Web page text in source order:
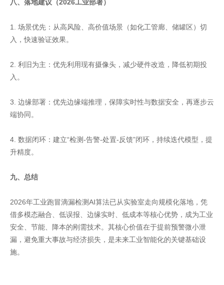
八、落地建议（2026工业部署）
1. 场景优先：从高风险、高价值场景（如化工管廊、储罐区）切
入，快速验证效果。
2. 利旧为主：优先利用现有摄像头，减少硬件改造，降低初期投
入。
3. 边缘部署：优先边缘端推理，保障实时性与数据安全，再逐步云
端协同。
4. 数据闭环：建立“检测-告警-处置-反馈”闭环，持续迭代模型，提
升精度。
九、总结
2026年工业跑冒滴漏检测AI算法已从实验室走向规模化落地，凭
借多模态融合、低误报、边缘实时、低成本等核心优势，成为工业
安全、节能、降本的刚需技术。其核心价值在于提前预警微小泄
漏，避免重大事故与经济损失，是未来工业智能化的关键基础设
施。